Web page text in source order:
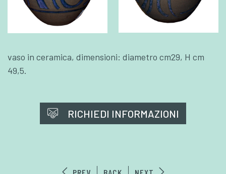
vaso in ceramica, dimensioni: diametro cm29, H cm
49,5.
RICHIEDI INFORMAZIONI